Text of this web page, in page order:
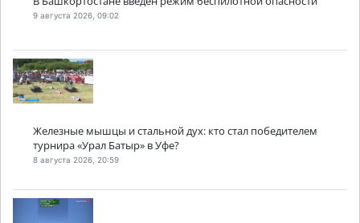
9 августа 2026, 09:02
Железные мышцы и стальной дух: кто стал победителем
турнира «Урал Батыр» в Уфе?
8 августа 2026, 20:59